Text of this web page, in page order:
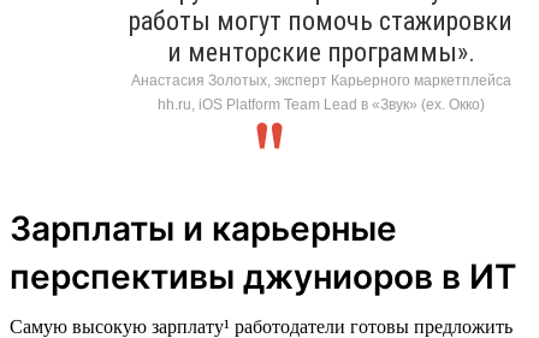
работы могут помочь стажировки
и менторские программы».
Анастасия Золотых, эксперт Карьерного маркетплейса
hh.ru, iOS Platform Team Lead в «Звук» (ex. Окко)
Зарплаты и карьерные
перспективы джуниоров в ИТ
Самую высокую зарплату¹ работодатели готовы предложить